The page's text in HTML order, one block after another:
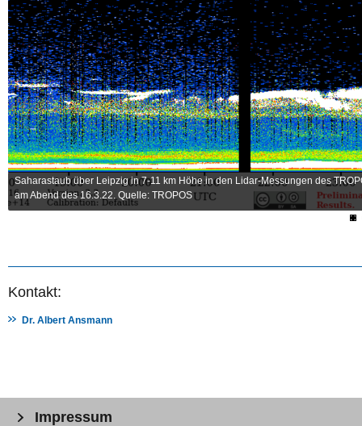
Saharastaub über Leipzig in 7-11 km Höhe in den Lidar-Messungen des
am Abend des 16.3.22. Quelle: TROPOS
Kontakt:
Dr. Albert Ansmann
Impressum